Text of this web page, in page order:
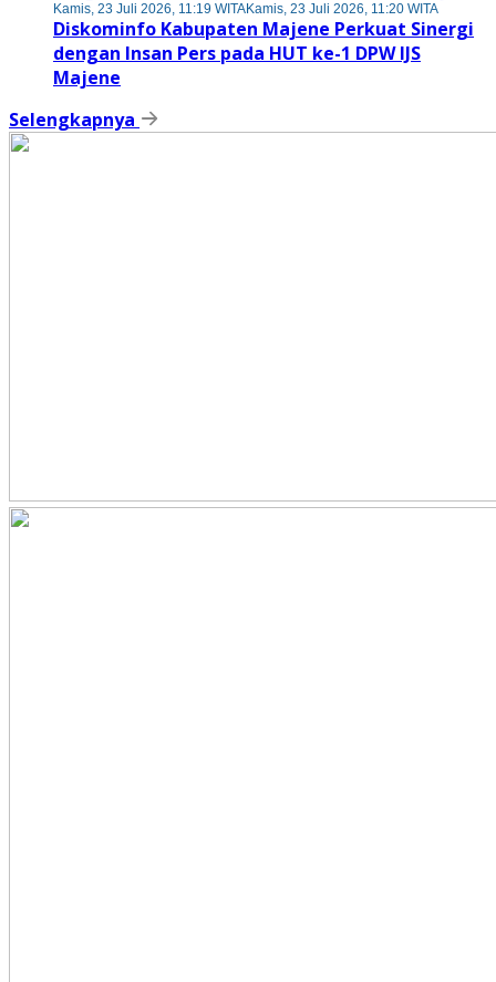
Kamis, 23 Juli 2026, 11:19 WITAKamis, 23 Juli 2026, 11:20 WITA
Diskominfo Kabupaten Majene Perkuat Sinergi
dengan Insan Pers pada HUT ke-1 DPW IJS
Majene
Selengkapnya